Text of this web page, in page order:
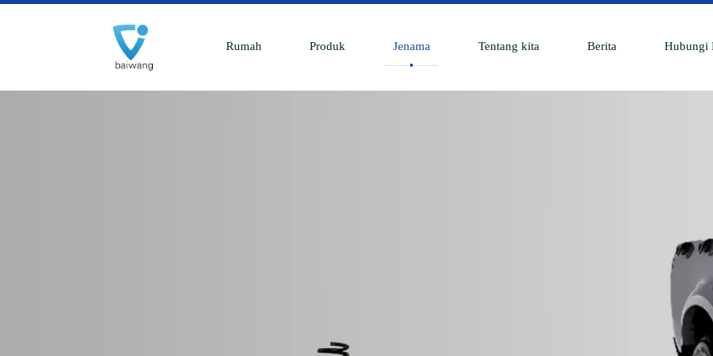
Rumah Produk Jenama Tentang kita Berita Hubungi